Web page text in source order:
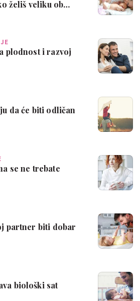
želiš veliku ob…
plodnost i razvoj
da će biti odličan
se ne trebate
partner biti dobar
biološki sat